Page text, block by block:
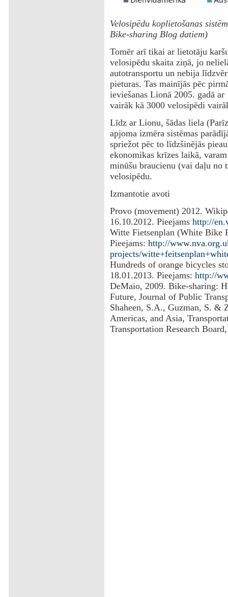
Velosipēdu koplietošanas
Bike-sharing Blog datiem)
Tomēr arī tikai ar lietotāju
velosipēdu skaita ziņā, jo
autotransportu un nebija
pieturas. Tas mainījās pēc
ieviešanas Lionā 2005. gadā
vairāk kā 3000 velosipēdi
Līdz ar Lionu, šādas liela
apjoma izmēra sistēmas
spriežot pēc to līdzšinējās
ekonomikas krīzes laikā,
minūšu braucienu (vai daļu no
velosipēdu.
Izmantotie avoti
Provo (movement) 2012.
16.10.2012. Pieejams http://
Witte Fietsenplan (White Bike
Pieejams: http://
projects/
Hundreds of orange bicycles
18.01.2013. Pieejams: http://
DeMaio, 2009. Bike-sharing:
Future, Journal of Public
Shaheen, S.A., Guzman, S. &
Americas, and Asia,
Transportation Research